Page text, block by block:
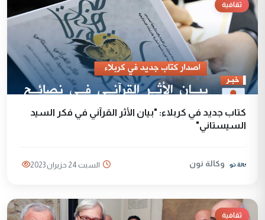
ثقافية
كتاب جديد في كربلاء: "بيان الأثر القرآني في فكر السيد
السيستاني"
وكالة نون السبت 24 حزيران 2023
ثقافية